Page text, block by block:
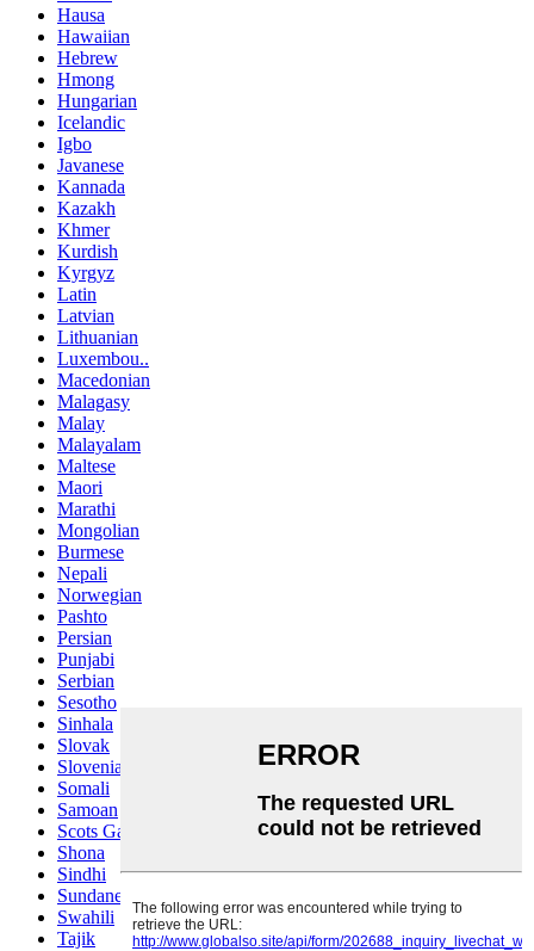
Hausa
Hawaiian
Hebrew
Hmong
Hungarian
Icelandic
Igbo
Javanese
Kannada
Kazakh
Khmer
Kurdish
Kyrgyz
Latin
Latvian
Lithuanian
Luxembou..
Macedonian
Malagasy
Malay
Malayalam
Maltese
Maori
Marathi
Mongolian
Burmese
Nepali
Norwegian
Pashto
Persian
Punjabi
Serbian
Sesotho
Sinhala
Slovak
Slovenian
Somali
Samoan
Scots Gaelic
Shona
Sindhi
Sundanese
Swahili
Tajik